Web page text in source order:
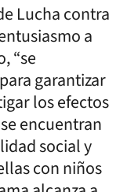
Lucha contra
a
“se
garantizar
los efectos
encuentran
social y
con niños